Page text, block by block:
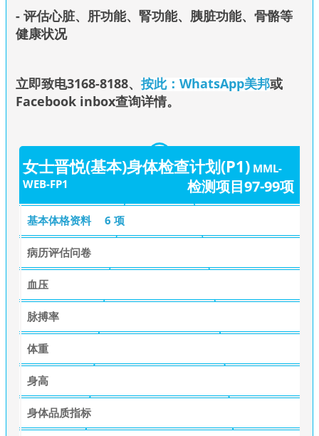
- 评估心脏、肝功能、 腎功能、胰脏功能、骨骼等
健康状况
立即致电3168-8188、 按此：WhatsApp美邦或
Facebook inbox查询详情。
女士晋悦(基本)身体检查计划(P1) MML-
WEB-FP1
检测项目97-99项
基本体格资料 6 项
病历评估问卷
血压
脉搏率
体重
身高
身体品质指标